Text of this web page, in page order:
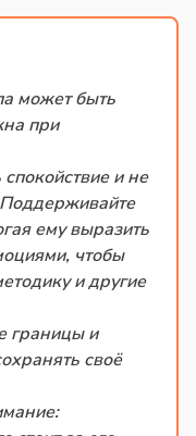
может быть
при
и не
ему выразить
чтобы
и другие
границы и
своё